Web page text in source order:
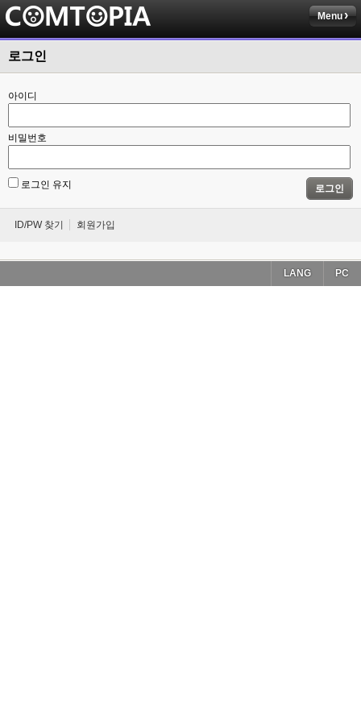
Menu
로그인
아이디
비밀번호
로그인 유지 로그인
ID/PW 찾기 회원가입
PC
LANG